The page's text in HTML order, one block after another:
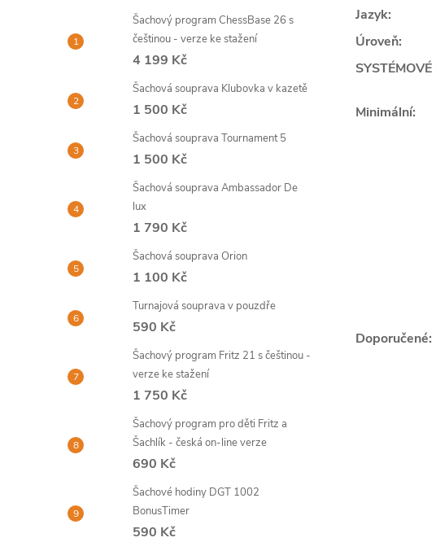
Šachový program ChessBase 26 s
češtinou - verze ke stažení
4 199 Kč
Šachová souprava Klubovka v kazetě
1 500 Kč
Šachová souprava Tournament 5
1 500 Kč
Šachová souprava Ambassador De
lux
1 790 Kč
Šachová souprava Orion
1 100 Kč
Turnajová souprava v pouzdře
590 Kč
Šachový program Fritz 21 s češtinou -
verze ke stažení
1 750 Kč
Šachový program pro děti Fritz a
Šachlík - česká on-line verze
690 Kč
Šachové hodiny DGT 1002
BonusTimer
590 Kč
Jazyk:
Úroveň:
Minimální:
Doporučené: